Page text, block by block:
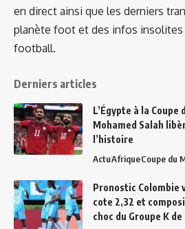
en direct ainsi que les derniers
planète foot et des infos insolites
football.
Derniers articles
L’Égypte à la Coupe
Mohamed Salah
l’histoire
ActuAfriqueCoupe du
Pronostic Colombie
cote 2,32 et
choc du Groupe K